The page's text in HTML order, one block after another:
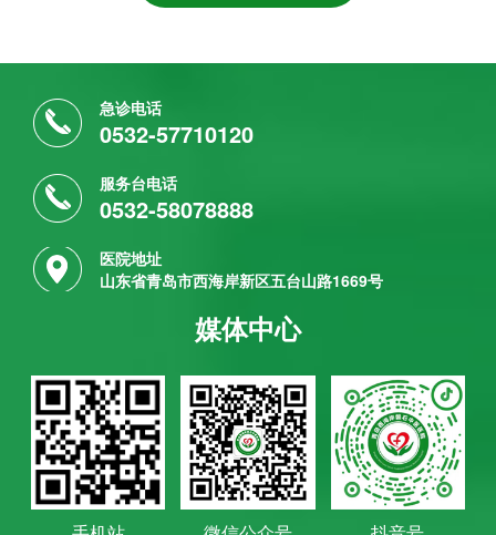
急诊电话
0532-57710120
服务台电话
0532-58078888
医院地址
山东省青岛市西海岸新区五台山路1669号
媒体中心